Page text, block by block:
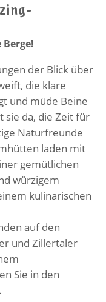
der Blick über
die klare
und müde Beine
sie da, die Zeit für
Naturfreunde
laden mit
gemütlichen
würzigem
kulinarischen
auf den
und Zillertaler
Sie in den